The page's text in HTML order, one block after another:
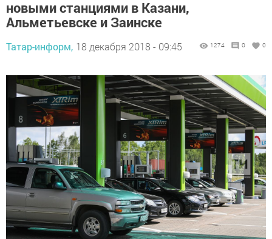
новыми станциями в Казани,
Альметьевске и Заинске
Татар-информ, 18 декабря 2018 - 09:45 1274 0 0